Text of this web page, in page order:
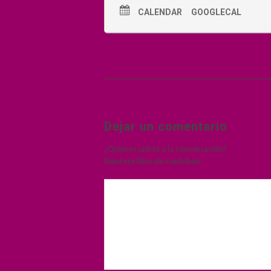
CALENDAR GOOGLECAL
Dejar un comentario
¿Quieres unirte a la conversación?
Siéntete libre de contribuir